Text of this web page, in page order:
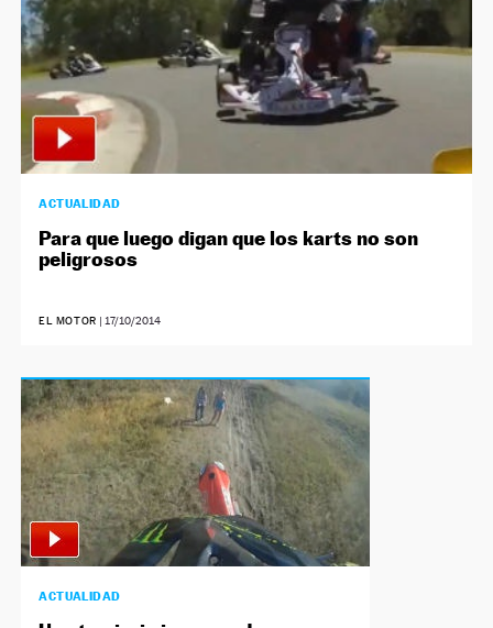
ACTUALIDAD
Para que luego digan que los karts no son
peligrosos
EL MOTOR | 17/10/2014
ACTUALIDAD